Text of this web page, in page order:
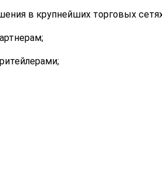
в крупнейших торговых